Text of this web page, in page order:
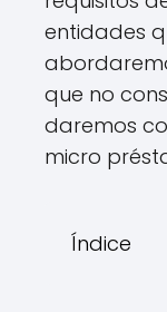
entidades
que no
daremos
micro
Índice